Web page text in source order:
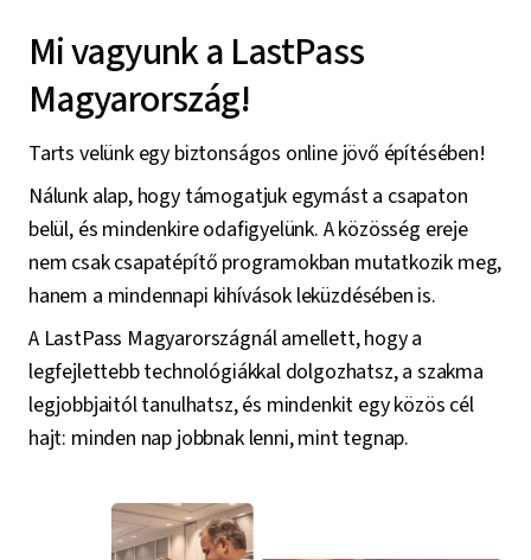
Mi vagyunk a LastPass
Magyarország!
Tarts velünk egy biztonságos online jövő építésében!
Nálunk alap, hogy támogatjuk egymást a csapaton
belül, és mindenkire odafigyelünk. A közösség ereje
nem csak csapatépítő programokban mutatkozik meg,
hanem a mindennapi kihívások leküzdésében is.
A LastPass Magyarországnál amellett, hogy a
legfejlettebb technológiákkal dolgozhatsz, a szakma
legjobbjaitól tanulhatsz, és mindenkit egy közös cél
hajt: minden nap jobbnak lenni, mint tegnap.